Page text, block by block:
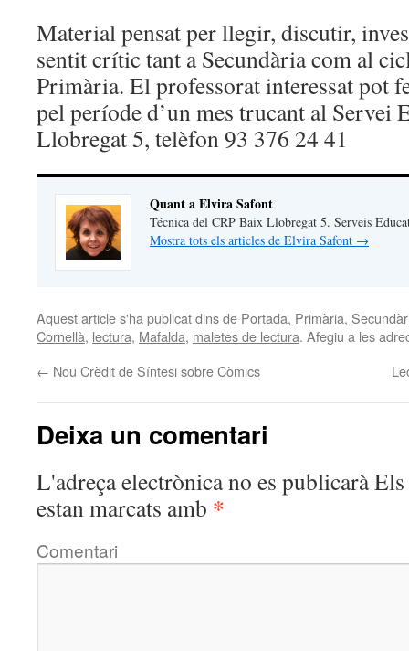
Material pensat per llegir, discutir,
sentit crític tant a Secundària com al
Primària. El professorat interessat pot
pel període d’un mes trucant al Servei
Llobregat 5, telèfon 93 376 24 41
Quant a Elvira Safont
Técnica del CRP Baix Llobregat 5. Serveis
Mostra tots els articles de Elvira Safont →
Aquest article s'ha publicat dins de Portada, Primària,
Cornellà, lectura, Mafalda, maletes de lectura. Afegiu a les
← Nou Crèdit de Síntesi sobre Còmics
Deixa un comentari
L'adreça electrònica no es publicaràEls
estan marcats amb *
Comentari